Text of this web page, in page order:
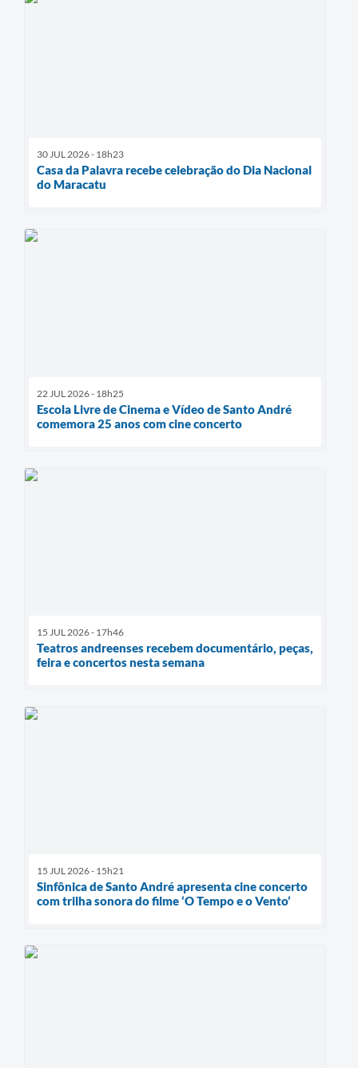
30 JUL 2026 - 18h23
Casa da Palavra recebe celebração do Dia Nacional
do Maracatu
22 JUL 2026 - 18h25
Escola Livre de Cinema e Vídeo de Santo André
comemora 25 anos com cine concerto
15 JUL 2026 - 17h46
Teatros andreenses recebem documentário, peças,
feira e concertos nesta semana
15 JUL 2026 - 15h21
Sinfônica de Santo André apresenta cine concerto
com trilha sonora do filme ‘O Tempo e o Vento’